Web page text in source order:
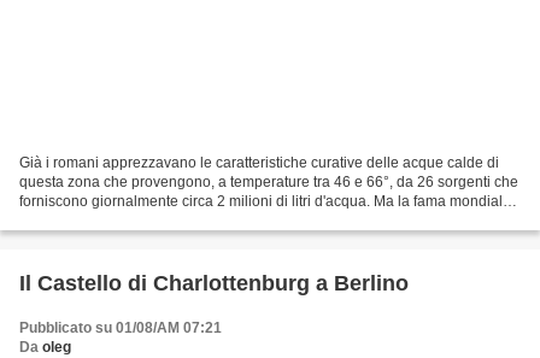
Già i romani apprezzavano le caratteristiche curative delle acque calde di
questa zona che provengono, a temperature tra 46 e 66°, da 26 sorgenti che
forniscono giornalmente circa 2 milioni di litri d'acqua. Ma la fama mondiale
Il Castello di Charlottenburg a Berlino
Pubblicato su 01/08/AM 07:21
Da oleg